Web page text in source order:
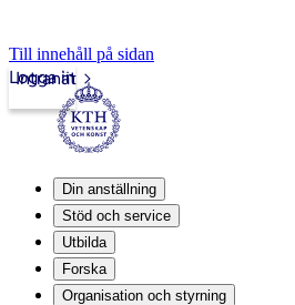
Till innehåll på sidan
Intranät
Logga in
Din anställning
Stöd och service
Utbilda
Forska
Organisation och styrning